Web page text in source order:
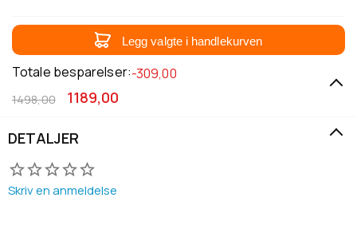
Legg valgte i handlekurven
Totale besparelser:-309,00
1189,00
1498,00
DETALJER
Skriv en anmeldelse